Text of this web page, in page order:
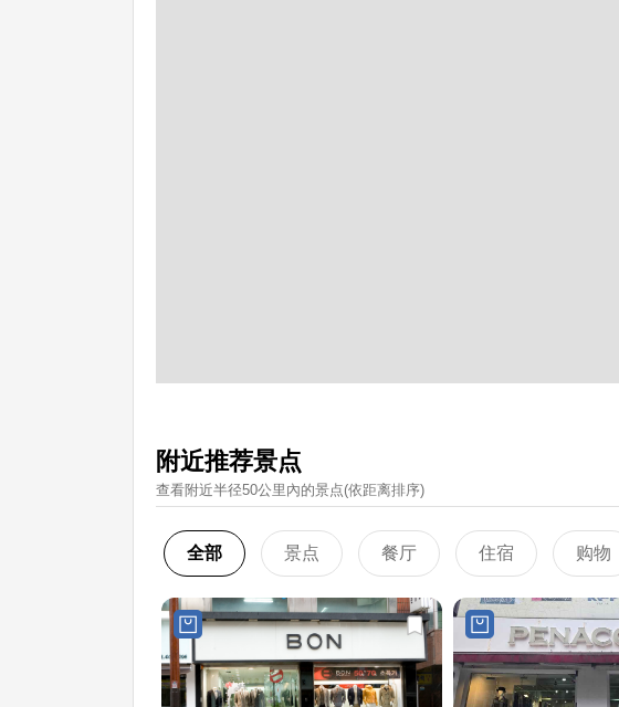
附近推荐景点
查看附近半径50公里內的景点(依距离排序)
全部 景点 餐厅 住宿 购物